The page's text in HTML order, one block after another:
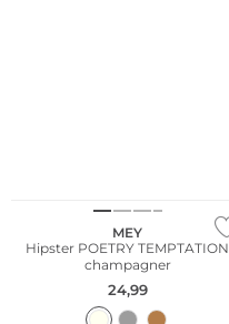
MEY
Hipster POETRY TEMPTATION
champagner
24,99